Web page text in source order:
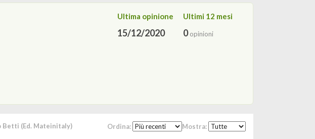
Ultima opinione
15/12/2020
Ultimi 12 mesi
0opinioni
Betti (Ed. Mateinitaly) Ordina: Mostra: